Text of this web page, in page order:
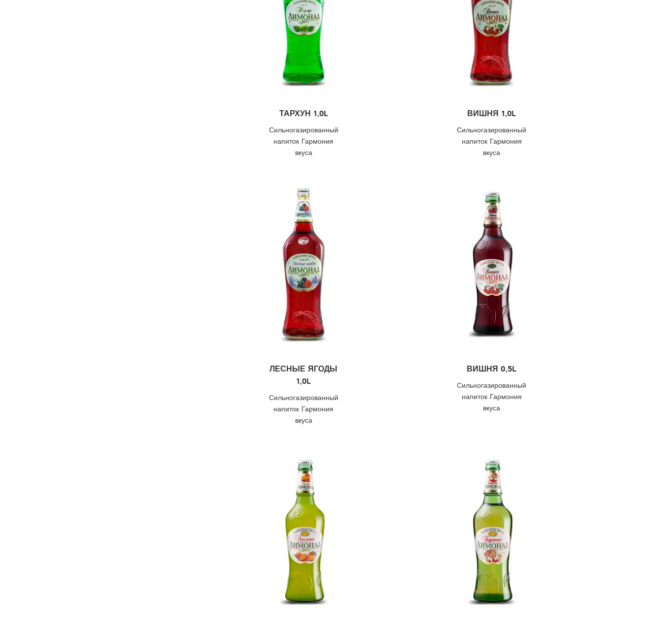
ТАРХУН 1,0L
Сильногазированный
напиток Гармония
вкуса
ВИШНЯ 1,0L
Сильногазированный
напиток Гармония
вкуса
ЛЕСНЫЕ ЯГОДЫ
1,0L
Сильногазированный
напиток Гармония
вкуса
ВИШНЯ 0,5L
Сильногазированный
напиток Гармония
вкуса